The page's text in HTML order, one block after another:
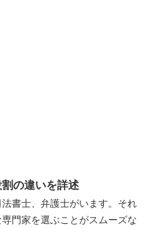
の違いを詳述
書士、弁護士がいます。それ
門家を選ぶことがスムーズな